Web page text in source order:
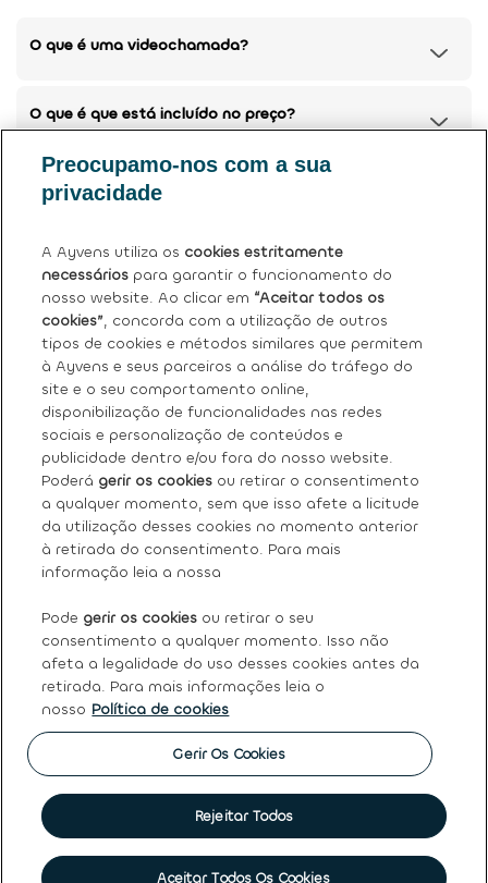
Marcar visita
O que é uma videochamada?
O que é que está incluído no preço?
Posso devolver o meu carro atual?
Tem mais dúvidas?Ver perguntas frequentes (FAQ)
Sobre nós
Os nossos serviços
FAQ
Termos e condições gerais
Ayvens
Política de Cookies|Declaração de Privacidade
Princípios Éticos e de Conduta
Canal de denúncias|Intermediação de crédito|Garantia
de usados|Política de qualidade|Política de reclamações
Société Générale
2026 Ayvens
Preocupamo-nos com a sua
privacidade
A Ayvens utiliza os cookies estritamente
necessários para garantir o funcionamento do
nosso website. Ao clicar em “Aceitar todos os
cookies”, concorda com a utilização de outros
tipos de cookies e métodos similares que permitem
à Ayvens e seus parceiros a análise do tráfego do
site e o seu comportamento online,
disponibilização de funcionalidades nas redes
sociais e personalização de conteúdos e
publicidade dentro e/ou fora do nosso website.
Poderá gerir os cookies ou retirar o consentimento
a qualquer momento, sem que isso afete a licitude
da utilização desses cookies no momento anterior
à retirada do consentimento. Para mais
informação leia a nossa
Pode gerir os cookies ou retirar o seu
consentimento a qualquer momento. Isso não
afeta a legalidade do uso desses cookies antes da
retirada. Para mais informações leia o
nosso Política de cookies
Gerir Os Cookies
Rejeitar Todos
Aceitar Todos Os Cookies